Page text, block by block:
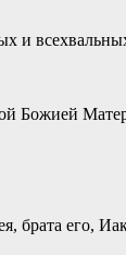
и
Божией
брата его,